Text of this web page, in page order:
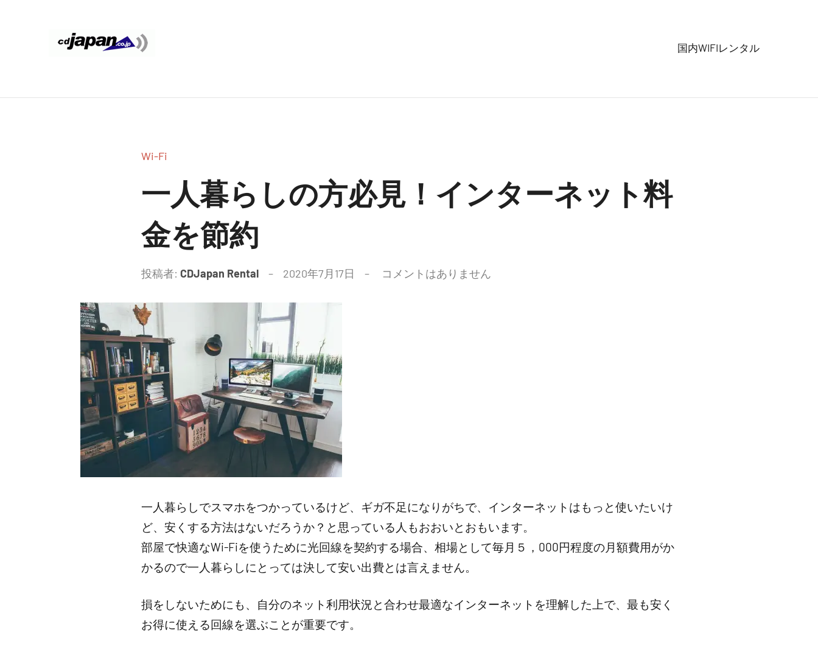
Rental
ン
タ
ル
考
国内WIFIレンタル
Wi-Fi
一人暮らしの方必見！インターネット料
金を節約
投稿者: CDJapan Rental 2020年7月17日 コメントはありません
一人暮らしでスマホをつかっているけど、ギガ不足になりがちで、インターネットはもっと使いたいけ
ど、安くする方法はないだろうか？と思っている人もおおいとおもいます。
部屋で快適なWi-Fiを使うために光回線を契約する場合、相場として毎月５，000円程度の月額費用がか
かるので一人暮らしにとっては決して安い出費とは言えません。
損をしないためにも、自分のネット利用状況と合わせ最適なインターネットを理解した上で、最も安く
お得に使える回線を選ぶことが重要です。